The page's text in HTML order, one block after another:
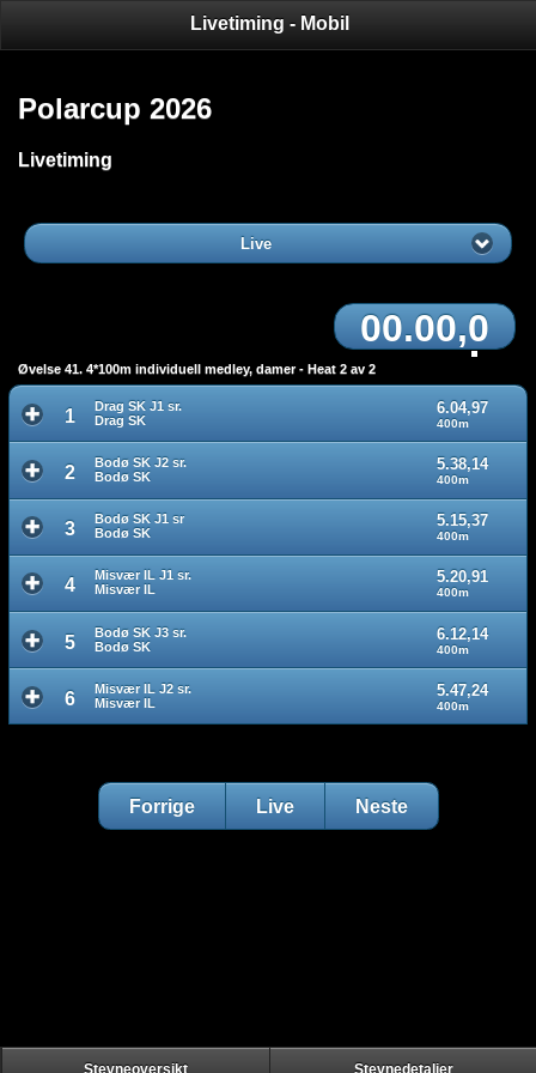
Livetiming - Mobil
Polarcup 2026
Livetiming
Live
00.00,0
Øvelse 41. 4*100m individuell medley, damer - Heat 2 av 2
1
Drag SK J1 sr.
Drag SK
6.04,97
400m
2
Bodø SK J2 sr.
Bodø SK
5.38,14
400m
3
Bodø SK J1 sr
Bodø SK
5.15,37
400m
4
Misvær IL J1 sr.
Misvær IL
5.20,91
400m
5
Bodø SK J3 sr.
Bodø SK
6.12,14
400m
6
Misvær IL J2 sr.
Misvær IL
5.47,24
400m
Forrige Live Neste
Stevneoversikt Stevnedetaljer